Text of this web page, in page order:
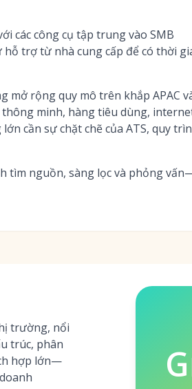
các công cụ tập trung vào SMB
hỗ trợ từ nhà cung cấp để có thời
mở rộng quy mô trên khắp APAC
thông minh, hàng tiêu dùng,
cần sự chặt chẽ của ATS, quy
tìm nguồn, sàng lọc và phỏng
trường, nổi
trúc, phân
hợp lớn—